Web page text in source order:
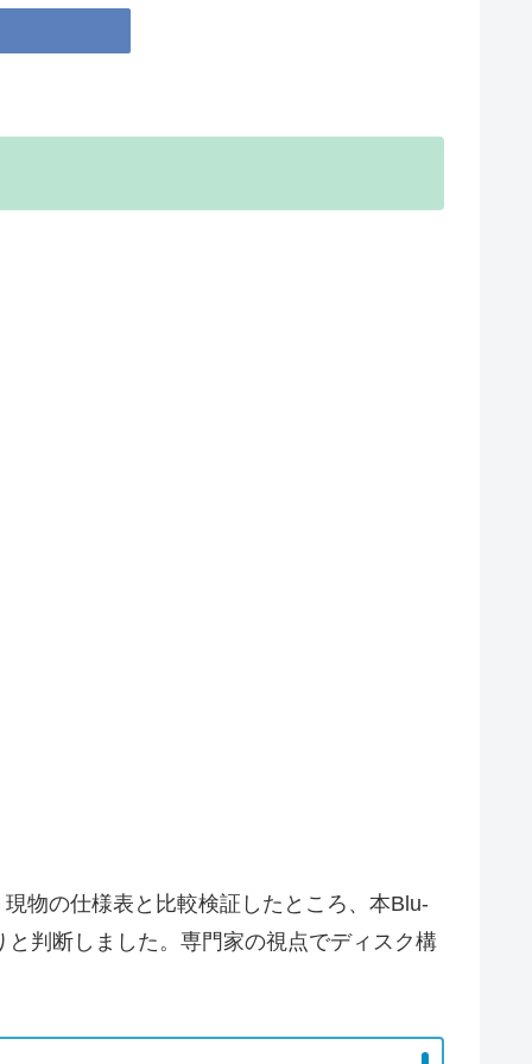
物の仕様表と比較検証したところ、本Blu-
判断しました。専門家の視点でディスク構